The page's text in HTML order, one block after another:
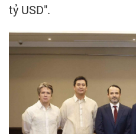
tỷ USD".